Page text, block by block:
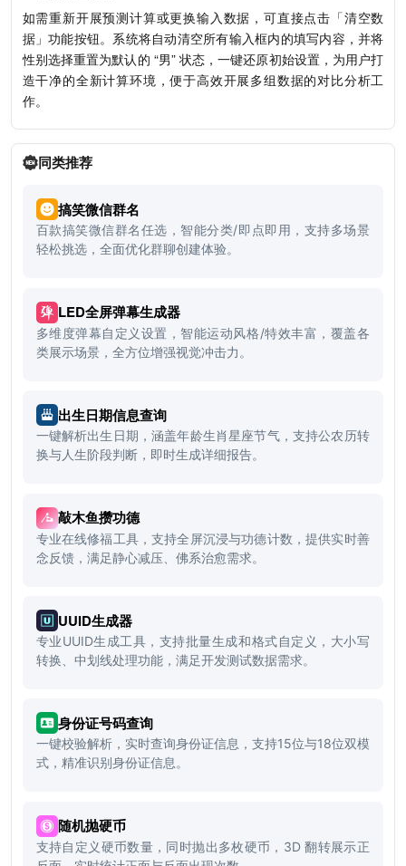
如需重新开展预测计算或更换输入数据，可直接点击「清空数
据」功能按钮。系统将自动清空所有输入框内的填写内容，并将
性别选择重置为默认的 “男” 状态，一键还原初始设置，为用户打
造干净的全新计算环境，便于高效开展多组数据的对比分析工
作。
同类推荐
搞笑微信群名
百款搞笑微信群名任选，智能分类/即点即用，支持多场景
轻松挑选，全面优化群聊创建体验。
LED全屏弹幕生成器
多维度弹幕自定义设置，智能运动风格/特效丰富，覆盖各
类展示场景，全方位增强视觉冲击力。
出生日期信息查询
一键解析出生日期，涵盖年龄生肖星座节气，支持公农历转
换与人生阶段判断，即时生成详细报告。
敲木鱼攒功德
专业在线修福工具，支持全屏沉浸与功德计数，提供实时善
念反馈，满足静心减压、佛系治愈需求。
UUID生成器
专业UUID生成工具，支持批量生成和格式自定义，大小写
转换、中划线处理功能，满足开发测试数据需求。
身份证号码查询
一键校验解析，实时查询身份证信息，支持15位与18位双模
式，精准识别身份证信息。
随机抛硬币
支持自定义硬币数量，同时抛出多枚硬币，3D 翻转展示正